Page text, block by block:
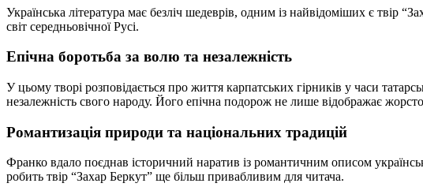
Українська література має безліч шедеврів, одним із найвідоміших є твір
світ середньовічної Русі.
Епічна боротьба за волю та незалежність
У цьому творі розповідається про життя карпатських гірників у часи
незалежність свого народу. Його епічна подорож не лише відображає
Романтизація природи та національних традицій
Франко вдало поєднав історичний наратив із романтичним описом
робить твір “Захар Беркут” ще більш привабливим для читача.